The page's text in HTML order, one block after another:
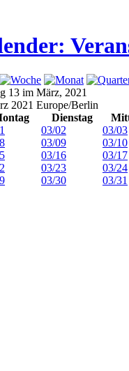
13 im März, 2021
2021 Europe/Berlin
Dienstag
03/02 03/03
03/09 03/10
03/16 03/17
03/23 03/24
03/30 03/31